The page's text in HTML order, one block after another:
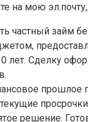
на мою
частный займ
лет. Сделку
прошлое
решение.